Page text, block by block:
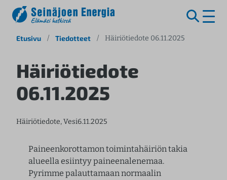
Etusivu / Tiedotteet / Häiriötiedote 06.11.2025
Häiriötiedote
06.11.2025
Häiriötiedote, Vesi6.11.2025
Paineenkorottamon toimintahäiriön takia
alueella esiintyy paineenalenemaa.
Pyrimme palauttamaan normaalin